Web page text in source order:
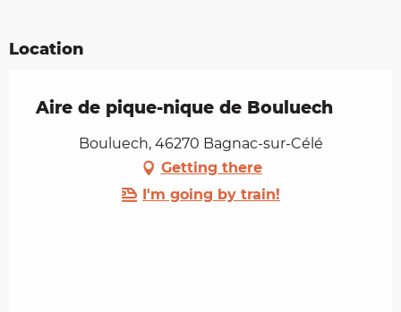
Location
Aire de pique-nique de Bouluech
Bouluech, 46270 Bagnac-sur-Célé
Getting there
I'm going by train!